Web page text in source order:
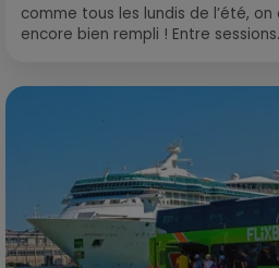
comme tous les lundis de l’été,
encore bien rempli ! Entre